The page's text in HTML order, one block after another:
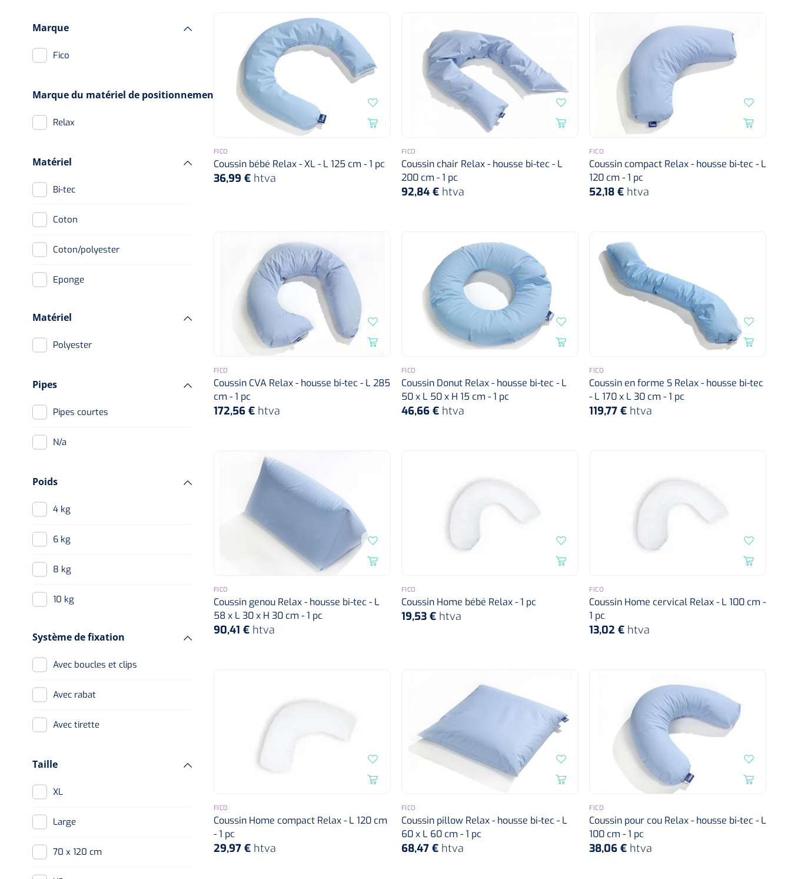
Marque
Fico
Marque du matériel de positionnement
Relax
Matériel
Bi-tec
Coton
Coton/polyester
Eponge
Velours
Matériel
Polyester
Pipes
Pipes courtes
n/a
Poids
4 kg
6 kg
8 kg
10 kg
Système de fixation
Avec boucles et clips
Avec rabat
Avec tirette
Taille
XL
Large
70 x 120 cm
FICO
Coussin bébé Relax - XL - L 125 cm - 1 pc
36,99 € htva
FICO
Coussin chair Relax - housse bi-tec - L
200 cm - 1 pc
92,84 € htva
FICO
Coussin compact Relax - housse bi-tec - L
120 cm - 1 pc
52,18 € htva
FICO
Coussin CVA Relax - housse bi-tec - L 285
cm - 1 pc
172,56 € htva
FICO
Coussin Donut Relax - housse bi-tec - L
50 x L 50 x H 15 cm - 1 pc
46,66 € htva
FICO
Coussin en forme S Relax - housse bi-tec
- L 170 x L 30 cm - 1 pc
119,77 € htva
FICO
Coussin genou Relax - housse bi-tec - L
58 x L 30 x H 30 cm - 1 pc
90,41 € htva
FICO
Coussin Home bébé Relax - 1 pc
19,53 € htva
FICO
Coussin Home cervical Relax - L 100 cm -
1 pc
13,02 € htva
FICO
Coussin Home compact Relax - L 120 cm
- 1 pc
29,97 € htva
FICO
Coussin pillow Relax - housse bi-tec - L
60 x L 60 cm - 1 pc
68,47 € htva
FICO
Coussin pour cou Relax - housse bi-tec - L
100 cm - 1 pc
38,06 € htva